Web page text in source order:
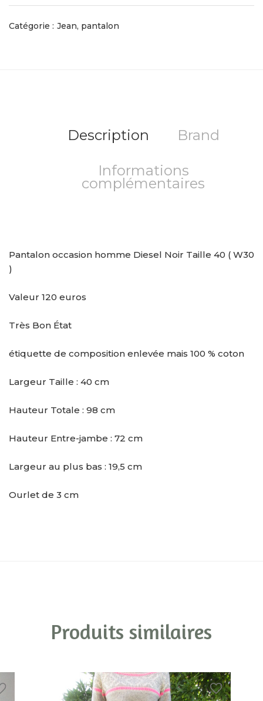
Catégorie : Jean, pantalon
Description Brand
Informations
complémentaires
Pantalon occasion homme Diesel Noir Taille 40 ( W30
)
Valeur 120 euros
Très Bon État
étiquette de composition enlevée mais 100 % coton
Largeur Taille : 40 cm
Hauteur Totale : 98 cm
Hauteur Entre-jambe : 72 cm
Largeur au plus bas : 19,5 cm
Ourlet de 3 cm
Produits similaires